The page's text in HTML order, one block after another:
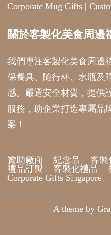
Corporate Mug Gifts |
關於客製化美食周邊
我們專注客製化美食周邊
保餐具、隨行杯、水瓶及
感。嚴選安全材質，提供
服務，助企業打造專屬品
案！
贊助廠商 紀念品 客製
禮品訂製
客製化禮品
Corporate Gifts Singapore
A theme by